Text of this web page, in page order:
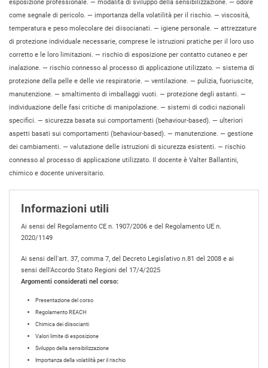
esposizione professionale. — modalità di sviluppo della sensibilizzazione. — odore
come segnale di pericolo. — importanza della volatilità per il rischio. — viscosità,
temperatura e peso molecolare dei diisocianati. — igiene personale. — attrezzature
di protezione individuale necessarie, comprese le istruzioni pratiche per il loro uso
corretto e le loro limitazioni. — rischio di esposizione per contatto cutaneo e per
inalazione. — rischio connesso al processo di applicazione utilizzato. — sistema di
protezione della pelle e delle vie respiratorie. — ventilazione. — pulizia, fuoriuscite,
manutenzione. — smaltimento di imballaggi vuoti. — protezione degli astanti. —
individuazione delle fasi critiche di manipolazione. — sistemi di codici nazionali
specifici. — sicurezza basata sui comportamenti (behaviour-based). — ulteriori
aspetti basati sui comportamenti (behaviour-based). — manutenzione. — gestione
dei cambiamenti. — valutazione delle istruzioni di sicurezza esistenti. — rischio
connesso al processo di applicazione utilizzato. Il docente è Valter Ballantini,
chimico e docente universitario.
Informazioni utili
Ai sensi del Regolamento CE n. 1907/2006 e del Regolamento UE n.
2020/1149
Ai sensi dell'art. 37, comma 7, del Decreto Legislativo n.81 del 2008 e ai
sensi dell'Accordo Stato Regioni del 17/4/2025
Argomenti considerati nel corso:
Presentazione del corso
Regolamento REACH
Chimica dei diisocianti
Valori limite di esposizione
Sviluppo della sensibilizzazione
Importanza della volatilità per il rischio